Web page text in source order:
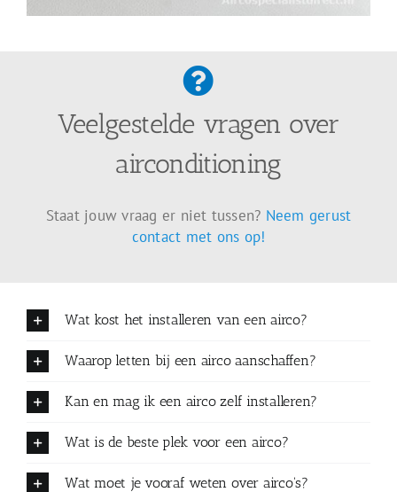
Veelgestelde vragen over
airconditioning
Staat jouw vraag er niet tussen? Neem gerust
contact met ons op!
Wat kost het installeren van een airco?
Waarop letten bij een airco aanschaffen?
Kan en mag ik een airco zelf installeren?
Wat is de beste plek voor een airco?
Wat moet je vooraf weten over airco's?